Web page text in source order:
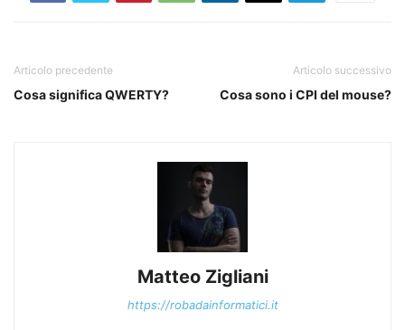
Articolo precedente
Cosa significa QWERTY?
Articolo successivo
Cosa sono i CPI del mouse?
Matteo Zigliani
https://robadainformatici.it